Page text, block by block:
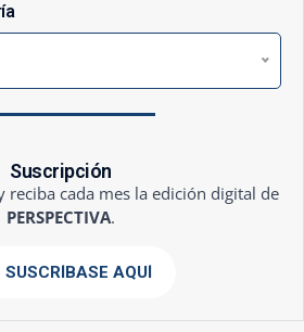
Suscripción
reciba cada mes la edición digital de
PERSPECTIVA.
SUSCRÍBASE AQUÍ